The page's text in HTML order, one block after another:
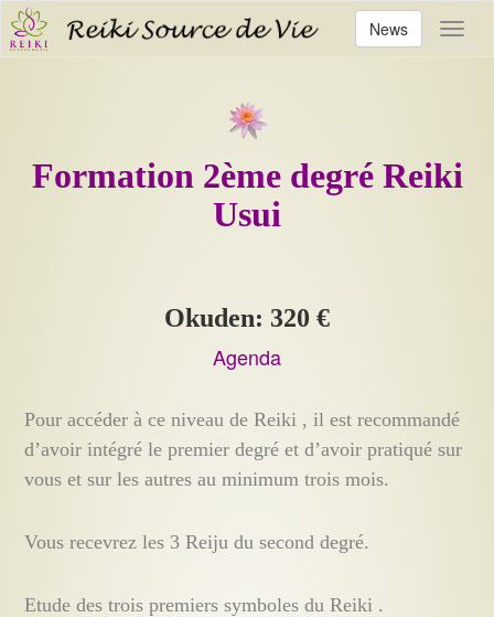
News
Formation 2ème degré Reiki
Usui
Okuden: 320 €
Agenda
Pour accéder à ce niveau de Reiki , il est recommandé
d’avoir intégré le premier degré et d’avoir pratiqué sur
vous et sur les autres au minimum trois mois.
Vous recevrez les 3 Reiju du second degré.
Etude des trois premiers symboles du Reiki .